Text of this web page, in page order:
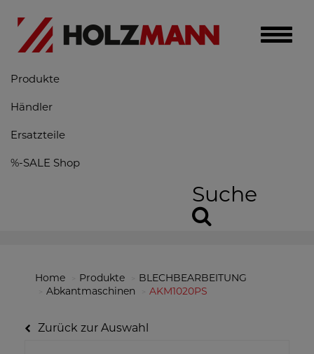
Toggle
Produkte
Händler
Ersatzteile
%-SALE Shop
Suche
Home Produkte
BLECHBEARBEITUNG
Abkantmaschinen
AKM1020PS
Zurück zur Auswahl